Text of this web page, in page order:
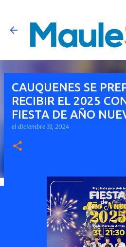
Ir al contenido
CAUQUENES SE
RECIBIR EL 2025
FIESTA DE AÑO
el diciembre 31, 2024